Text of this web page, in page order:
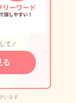
て／
る
います